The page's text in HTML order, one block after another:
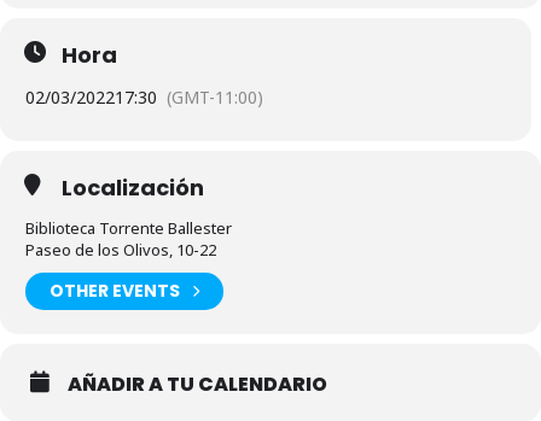
Hora
02/03/202217:30 (GMT-11:00)
Localización
Biblioteca Torrente Ballester
Paseo de los Olivos, 10-22
OTHER EVENTS
AÑADIR A TU CALENDARIO